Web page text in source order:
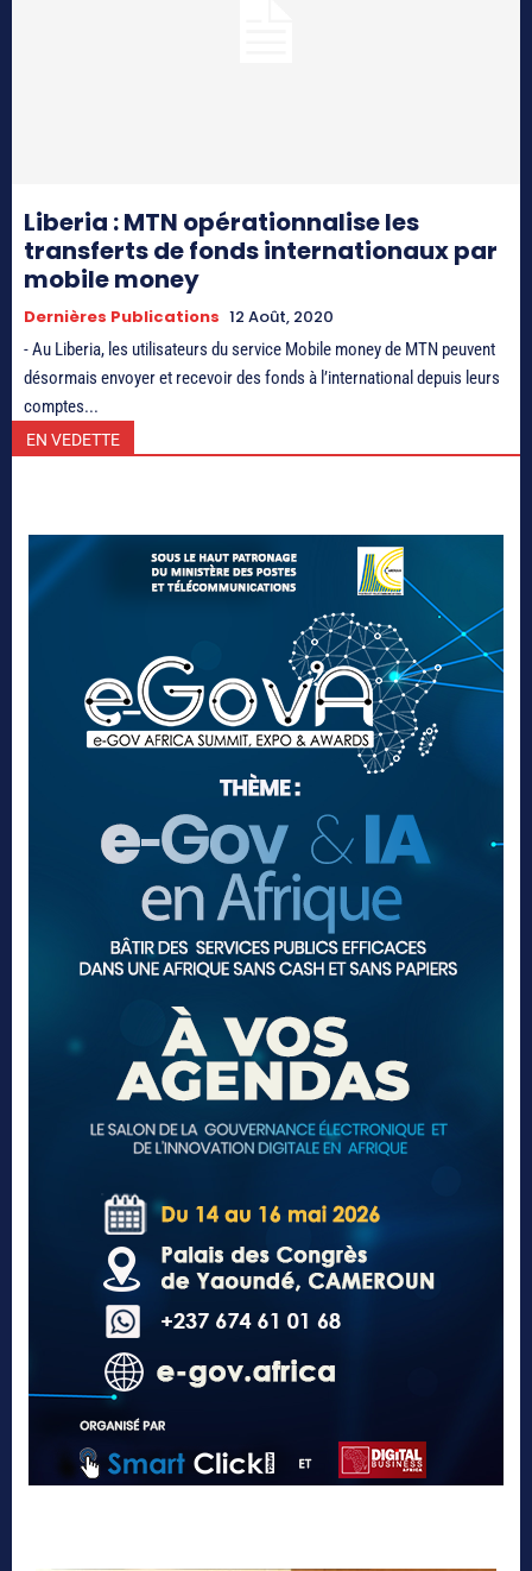
Liberia : MTN opérationnalise les
transferts de fonds internationaux par
mobile money
Dernières Publications 12 Août, 2020
- Au Liberia, les utilisateurs du service Mobile money de MTN peuvent
désormais envoyer et recevoir des fonds à l’international depuis leurs
comptes...
EN VEDETTE